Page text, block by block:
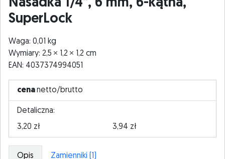
Nasadka 1/4", 6 mm, 6-kątna,
SuperLock
Waga: 0,01 kg
Wymiary: 2,5
1,2
1,2 cm
EAN: 4037374994051
cenanetto/brutto
Detaliczna:
3,20 zł
3,94 zł
Opis Zamienniki (1)